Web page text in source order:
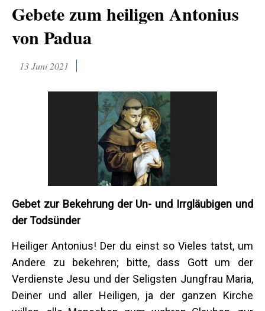
Gebete zum heiligen Antonius
von Padua
13 Juni 2021
Gebet zur Bekehrung der Un- und Irrgläubigen und
der Todsünder
Heiliger Antonius! Der du einst so Vieles tatst, um
Andere zu bekehren; bitte, dass Gott um der
Verdienste Jesu und der Seligsten Jungfrau Maria,
Deiner und aller Heiligen, ja der ganzen Kirche